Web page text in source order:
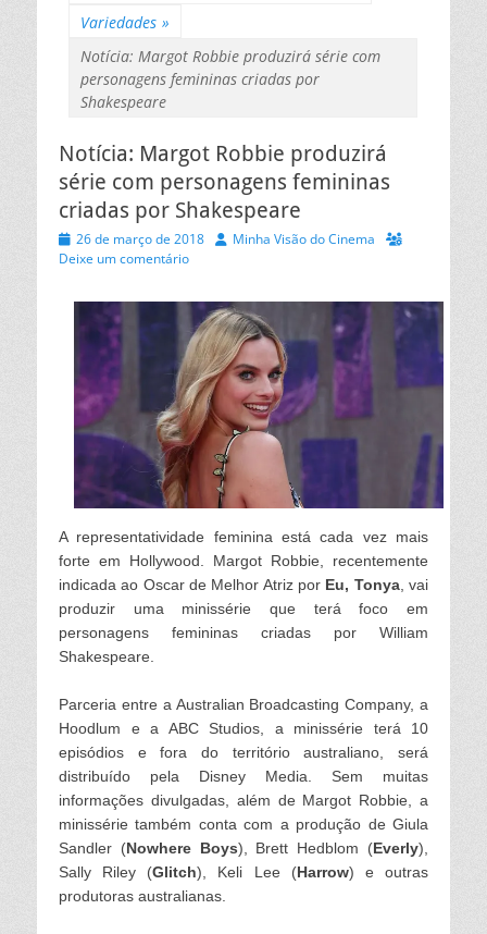
Variedades »
Notícia: Margot Robbie produzirá série com
personagens femininas criadas por
Shakespeare
Notícia: Margot Robbie produzirá
série com personagens femininas
criadas por Shakespeare
Posted
on
26 de março de 2018 AutorMinha Visão do Cinema
Deixe um comentário
A representatividade feminina está cada vez mais
forte em Hollywood. Margot Robbie, recentemente
indicada ao Oscar de Melhor Atriz por Eu, Tonya, vai
produzir uma minissérie que terá foco em
personagens femininas criadas por William
Shakespeare.
Parceria entre a Australian Broadcasting Company, a
Hoodlum e a ABC Studios, a minissérie terá 10
episódios e fora do território australiano, será
distribuído pela Disney Media. Sem muitas
informações divulgadas, além de Margot Robbie, a
minissérie também conta com a produção de Giula
Sandler (Nowhere Boys), Brett Hedblom (Everly),
Sally Riley (Glitch), Keli Lee (Harrow) e outras
produtoras australianas.